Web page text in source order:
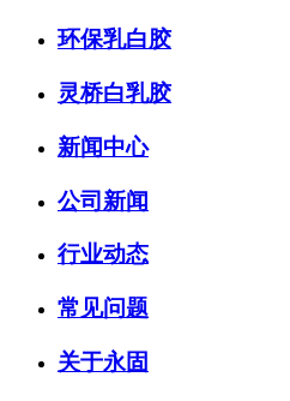
环保乳白胶
灵桥白乳胶
新闻中心
公司新闻
行业动态
常见问题
关于永固